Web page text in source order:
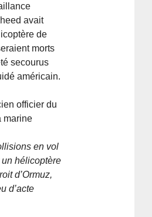
avait
de
morts
secourus
américain.
officier du
marine
en vol
hélicoptère
d’Ormuz,
d’acte